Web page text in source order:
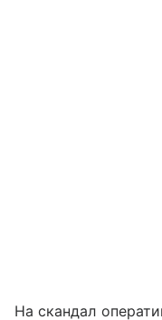
На скандал